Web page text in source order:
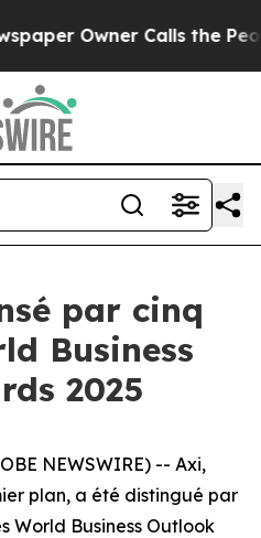
Owner Calls the
par cinq
Business
2025
NEWSWIRE) -- Axi,
plan, a été distingué par
World Business Outlook